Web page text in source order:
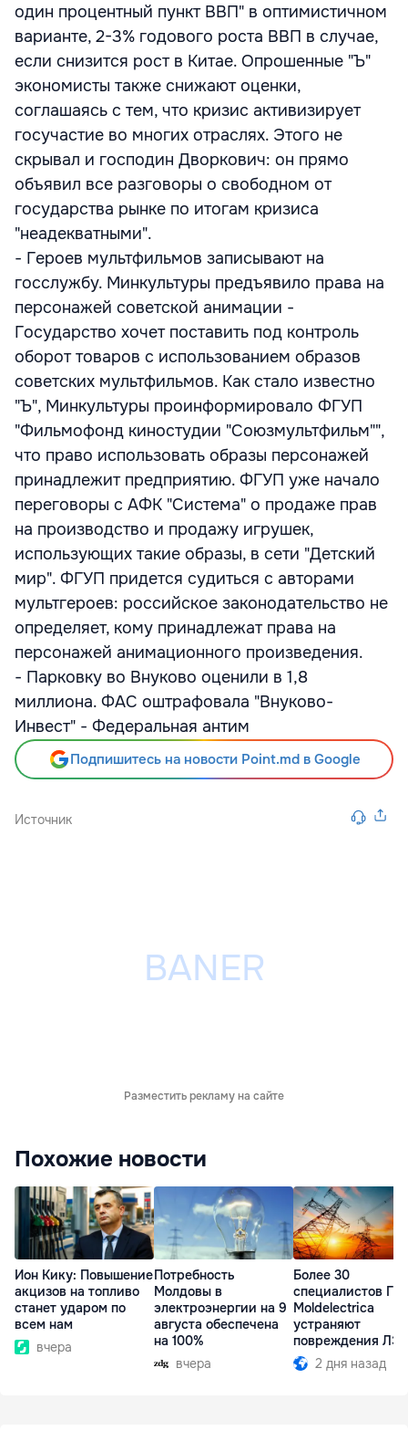
один процентный пункт ВВП" в оптимистичном
варианте, 2-3% годового роста ВВП в случае,
если снизится рост в Китае. Опрошенные "Ъ"
экономисты также снижают оценки,
соглашаясь с тем, что кризис активизирует
госучастие во многих отраслях. Этого не
скрывал и господин Дворкович: он прямо
объявил все разговоры о свободном от
государства рынке по итогам кризиса
"неадекватными".
- Героев мультфильмов записывают на
госслужбу. Минкультуры предъявило права на
персонажей советской анимации -
Государство хочет поставить под контроль
оборот товаров с использованием образов
советских мультфильмов. Как стало известно
"Ъ", Минкультуры проинформировало ФГУП
"Фильмофонд киностудии "Союзмультфильм"",
что право использовать образы персонажей
принадлежит предприятию. ФГУП уже начало
переговоры с АФК "Система" о продаже прав
на производство и продажу игрушек,
использующих такие образы, в сети "Детский
мир". ФГУП придется судиться с авторами
мультгероев: российское законодательство не
определяет, кому принадлежат права на
персонажей анимационного произведения.
- Парковку во Внуково оценили в 1,8
миллиона. ФАС оштрафовала "Внуково-
Инвест" - Федеральная антим
Подпишитесь на новости Point.md в Google
Источник
Разместить рекламу на сайте
Похожие новости
Ион Кику: Повышение
акцизов на топливо
станет ударом по
всем нам
вчера
Потребность
Молдовы в
электроэнергии на 9
августа обеспечена
на 100%
вчера
Более 30
специалистов ГП
Moldelectrica
устраняют
повреждения
Бельцы-
2 дня назад